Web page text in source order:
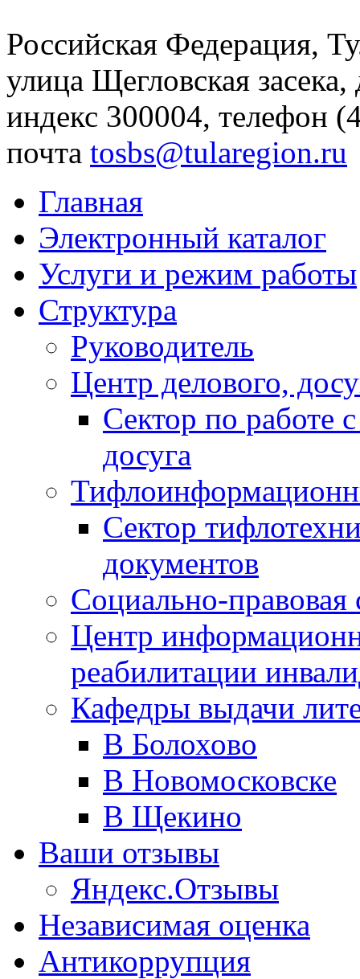
Российская Федерация,
улица Щегловская
индекс 300004, телефон
почта tosbs@tularegion.ru
Главная
Электронный каталог
Услуги и режим работы
Структура
Руководитель
Центр делового,
Сектор по работе
досуга
Сектор
документов
Социально-правовая
Центр
реабилитации
Кафедры выдачи
В Болохово
В Новомосковске
В Щекино
Ваши отзывы
Яндекс.Отзывы
Независимая оценка
Антикоррупция